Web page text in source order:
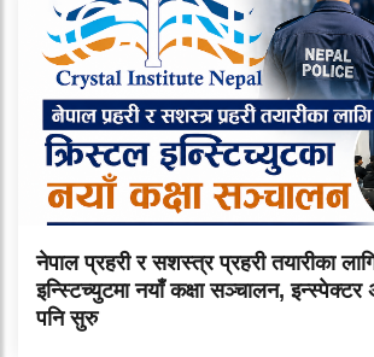
नेपाल प्रहरी र सशस्त्र प्रहरी तयारीका
इन्स्टिच्युटमा नयाँ कक्षा सञ्चालन, इन्स्पेक्टर
पनि सुरु